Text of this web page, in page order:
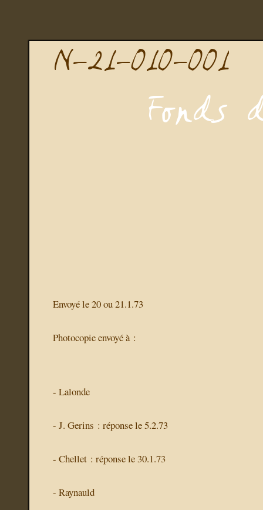
Envoyé le 20 ou 21.1.73
Photocopie envoyé à :
- Lalonde
- J. Gerins : réponse le 5.2.73
- Chellet : réponse le 30.1.73
- Raynauld